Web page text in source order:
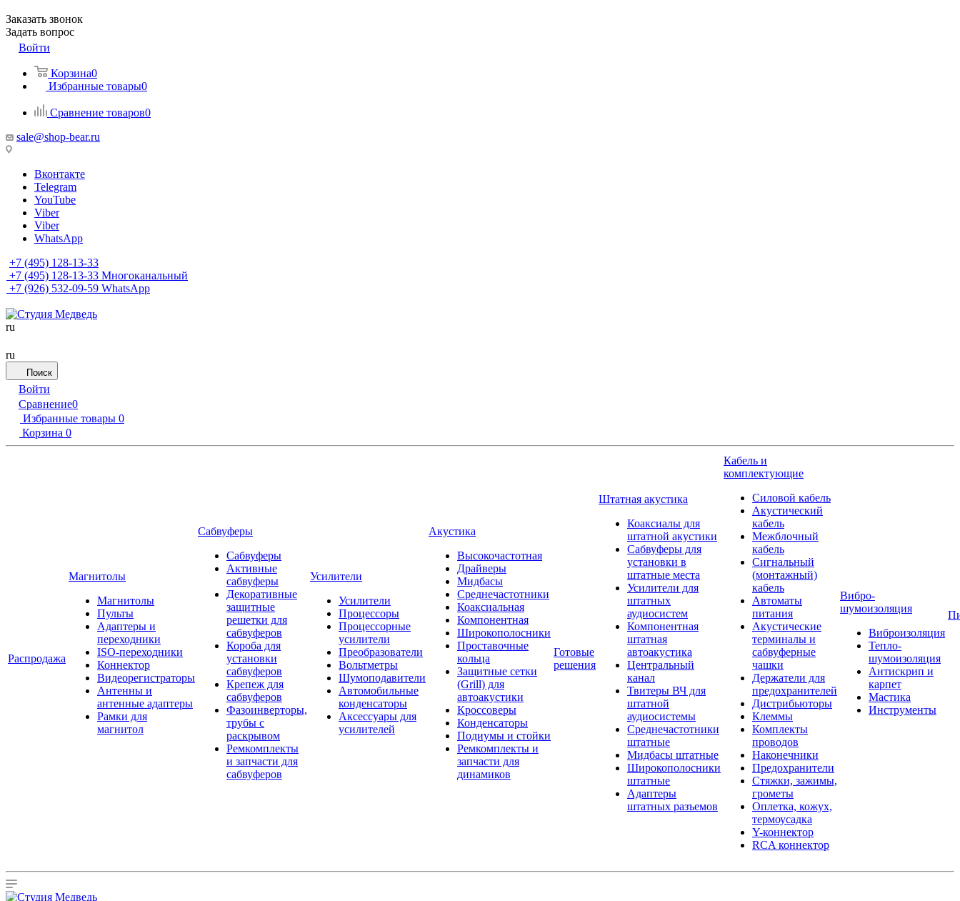
Заказать звонок
Задать вопрос
Войти
Корзина0
Избранные товары0
Сравнение товаров0
sale@shop-bear.ru
Вконтакте
Telegram
YouTube
Viber
Viber
WhatsApp
+7 (495) 128-13-33
+7 (495) 128-13-33 Многоканальный
+7 (926) 532-09-59 WhatsApp
ru
ru
Поиск
Войти
Сравнение0
Избранные товары 0
Корзина 0
Распродажа
Магнитолы
Магнитолы
Пульты
Адаптеры и
переходники
ISO-переходники
Коннектор
Видеорегистраторы
Антенны и
антенные адаптеры
Рамки для
магнитол
Сабвуферы
Сабвуферы
Активные
сабвуферы
Декоративные
защитные
решетки для
сабвуферов
Короба для
установки
сабвуферов
Крепеж для
сабвуферов
Фазоинверторы,
трубы с
раскрывом
Ремкомплекты
и запчасти для
сабвуферов
Усилители
Усилители
Процессоры
Процессорные
усилители
Преобразователи
Вольтметры
Шумоподавители
Автомобильные
конденсаторы
Аксессуары для
усилителей
Акустика
Высокочастотная
Драйверы
Мидбасы
Среднечастотники
Коаксиальная
Компонентная
Широкополосники
Проставочные
кольца
Защитные сетки
(Grill) для
автоакустики
Кроссоверы
Конденсаторы
Подиумы и стойки
Ремкомплекты и
запчасти для
динамиков
Готовые
решения
Штатная акустика
Коаксиалы для
штатной акустики
Сабвуферы для
установки в
штатные места
Усилители для
штатных
аудиосистем
Компонентная
штатная
автоакустика
Центральный
канал
Твитеры ВЧ для
штатной
аудиосистемы
Среднечастотники
штатные
Мидбасы штатные
Широкополосники
штатные
Адаптеры
штатных разъемов
Кабель и
комплектующие
Силовой кабель
Акустический
кабель
Межблочный
кабель
Сигнальный
(монтажный)
кабель
Автоматы
питания
Акустические
терминалы и
сабвуферные
чашки
Держатели для
предохранителей
Дистрибьюторы
Клеммы
Комплекты
проводов
Наконечники
Предохранители
Стяжки, зажимы,
грометы
Оплетка, кожух,
термоусадка
Y-коннектор
RCA коннектор
Вибро-
шумоизоляция
Виброизоляция
Тепло-
шумоизоляция
Антискрип и
карпет
Мастика
Инструменты